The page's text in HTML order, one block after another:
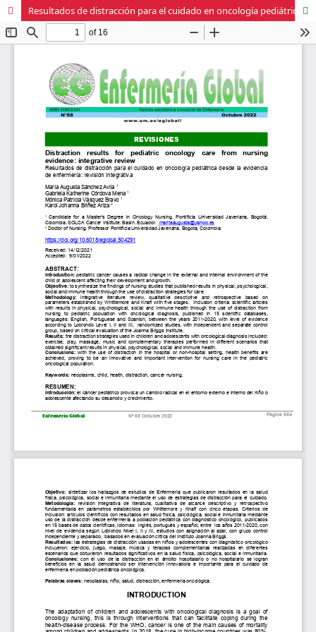
Resultados de distracción para el cuidado en oncología pediátrica desde la evidencia de enfermería: revisión integrativa